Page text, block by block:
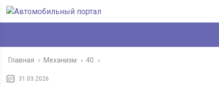
Главная › Механизм › 40 ›
31.03.2026